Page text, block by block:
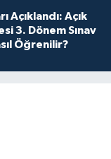
Açıklandı: Açık
3. Dönem Sınav
Öğrenilir?